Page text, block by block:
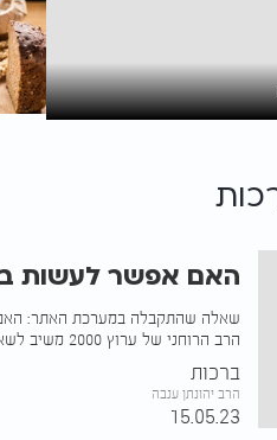
האם אפשר לעשות
שאלה שהתקבלה במערכת האתר: האם
הרב הרוחני של ערוץ 2000 משיב לשאלה
ברכות
הרב יהונתן ענבה
15.05.23